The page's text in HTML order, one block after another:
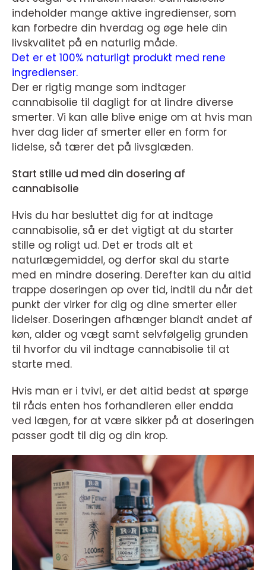
indeholder mange aktive ingredienser, som
kan forbedre din hverdag og øge hele din
livskvalitet på en naturlig måde.
Det er et 100% naturligt produkt med rene
ingredienser.
Der er rigtig mange som indtager
cannabisolie til dagligt for at lindre diverse
smerter. Vi kan alle blive enige om at hvis man
hver dag lider af smerter eller en form for
lidelse, så tærer det på livsglæden.
Start stille ud med din dosering af
cannabisolie
Hvis du har besluttet dig for at indtage
cannabisolie, så er det vigtigt at du starter
stille og roligt ud. Det er trods alt et
naturlægemiddel, og derfor skal du starte
med en mindre dosering. Derefter kan du altid
trappe doseringen op over tid, indtil du når det
punkt der virker for dig og dine smerter eller
lidelser. Doseringen afhænger blandt andet af
køn, alder og vægt samt selvfølgelig grunden
til hvorfor du vil indtage cannabisolie til at
starte med.
Hvis man er i tvivl, er det altid bedst at spørge
til råds enten hos forhandleren eller endda
ved lægen, for at være sikker på at doseringen
passer godt til dig og din krop.